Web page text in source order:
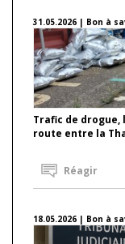
31.05.2026 | Bon à
Trafic de
route entre la
Réagir
18.05.2026 | Bon à